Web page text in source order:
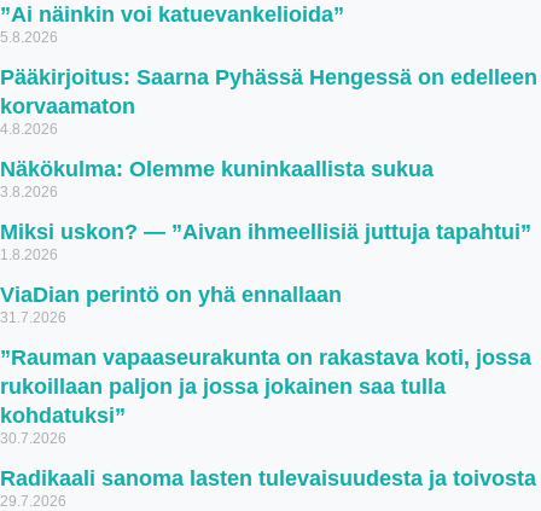
”Ai näinkin voi katuevankelioida”
5.8.2026
Pääkirjoitus: Saarna Pyhässä Hengessä on edelleen
korvaamaton
4.8.2026
Näkökulma: Olemme kuninkaallista sukua
3.8.2026
Miksi uskon? — ”Aivan ihmeellisiä juttuja tapahtui”
1.8.2026
ViaDian perintö on yhä ennallaan
31.7.2026
”Rauman vapaaseurakunta on rakastava koti, jossa
rukoillaan paljon ja jossa jokainen saa tulla
kohdatuksi”
30.7.2026
Radikaali sanoma lasten tulevaisuudesta ja toivosta
29.7.2026